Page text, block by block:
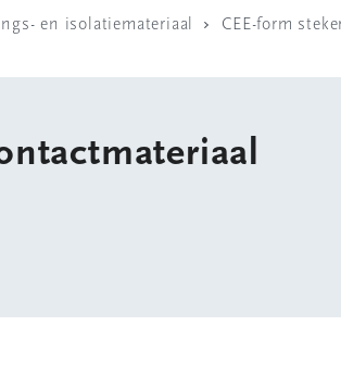
en isolatiemateriaal CEE-form